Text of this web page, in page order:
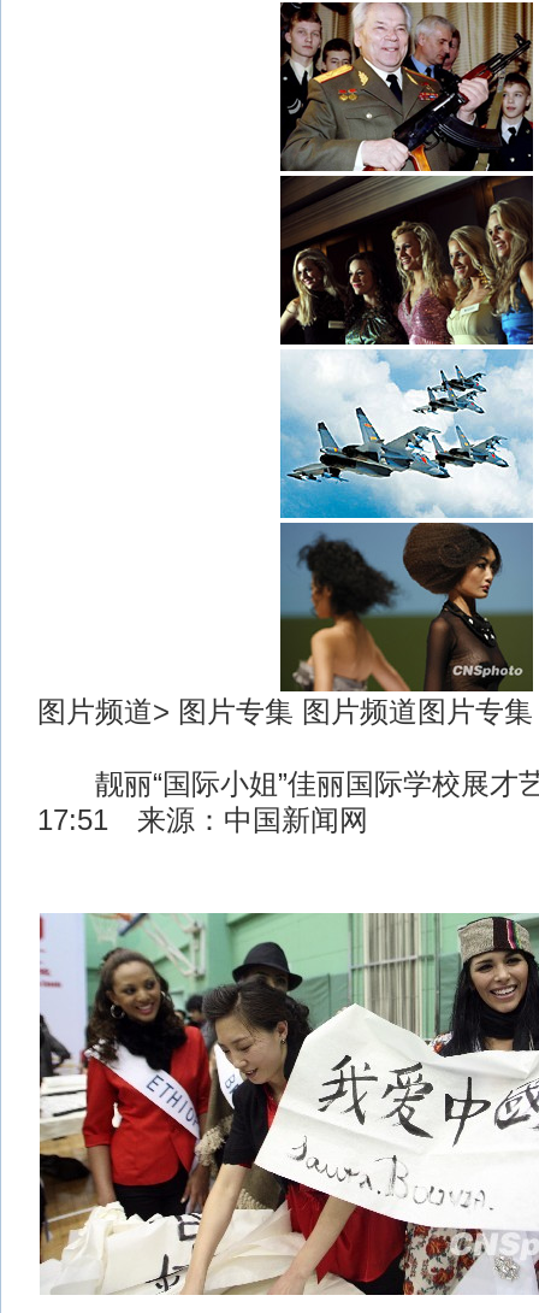
图片频道> 图片专集 图片频道图片专集
靓丽“国际小姐”佳丽国际学校展才
17:51 来源：中国新闻网